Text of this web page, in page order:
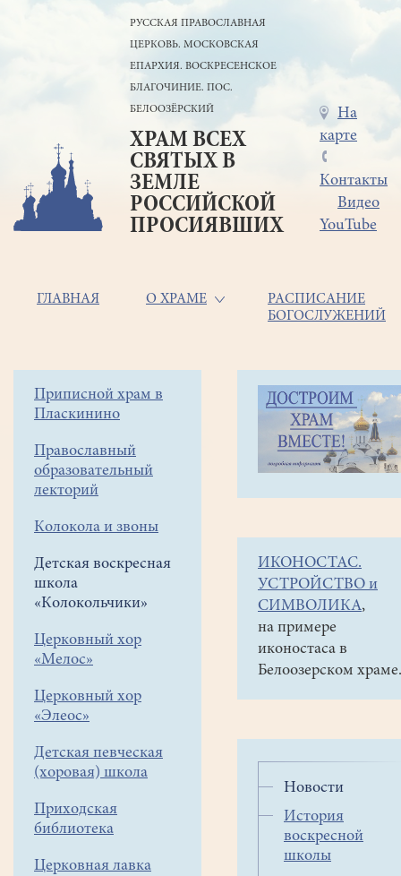
РУССКАЯ ПРАВОСЛАВНАЯ
ЦЕРКОВЬ. МОСКОВСКАЯ
ЕПАРХИЯ. ВОСКРЕСЕНСКОЕ
БЛАГОЧИНИЕ. ПОС.
БЕЛООЗЁРСКИЙ
ХРАМ ВСЕХ
СВЯТЫХ В
ЗЕМЛЕ
РОССИЙСКОЙ
ПРОСИЯВШИХ
Меню
в
шапке
На
карте
Контакты
Видео
YouTube
Основная
ГЛАВНАЯ О ХРАМЕ
РАСПИСАНИЕ
БОГОСЛУЖЕНИЙ
Боковое
меню
Приписной храм в
Пласкинино
Православный
образовательный
лекторий
Колокола и звоны
Детская воскресная
школа
«Колокольчики»
Церковный хор
«Мелос»
Церковный хор
«Элеос»
Детская певческая
(хоровая) школа
Приходская
библиотека
Церковная лавка
Строка
навигации
Детская
«Колокольчики»
ИКОНОСТАС.
УСТРОЙСТВО и
СИМВОЛИКА,
на примере
иконостаса в
Белоозерском храме.
Новости
История
воскресной
школы